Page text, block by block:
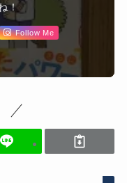
！
Follow Me